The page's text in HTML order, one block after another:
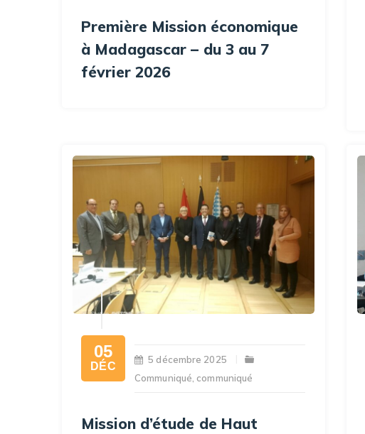
Première Mission économique
à Madagascar – du 3 au 7
février 2026
05
DÉC
5 décembre 2025
Communiqué, communiqué
Mission d’étude de Haut